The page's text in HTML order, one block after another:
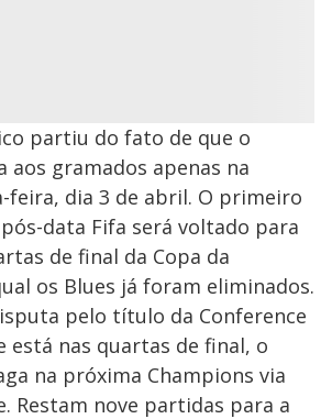
partiu do fato de que o
aos gramados apenas na
feira, dia 3 de abril. O primeiro
data Fifa será voltado para
de final da Copa da
os Blues já foram eliminados.
pelo título da Conference
está nas quartas de final, o
na próxima Champions via
Restam nove partidas para a